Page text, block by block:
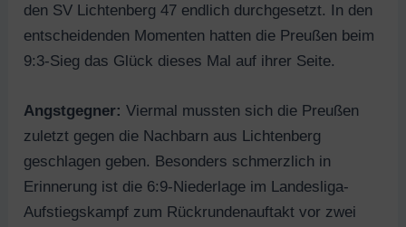
den SV Lichtenberg 47 endlich durchgesetzt. In den
entscheidenden Momenten hatten die Preußen beim
9:3-Sieg das Glück dieses Mal auf ihrer Seite.
Angstgegner: Viermal mussten sich die Preußen
zuletzt gegen die Nachbarn aus Lichtenberg
geschlagen geben. Besonders schmerzlich in
Erinnerung ist die 6:9-Niederlage im Landesliga-
Aufstiegskampf zum Rückrundenauftakt vor zwei